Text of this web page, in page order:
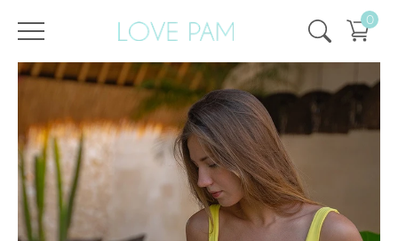
0
Strona główna Góra i dół,Tyra Spód, EKOLOGICZNY ,SPRZEDAŻ / DÓŁ TYRA LEMON